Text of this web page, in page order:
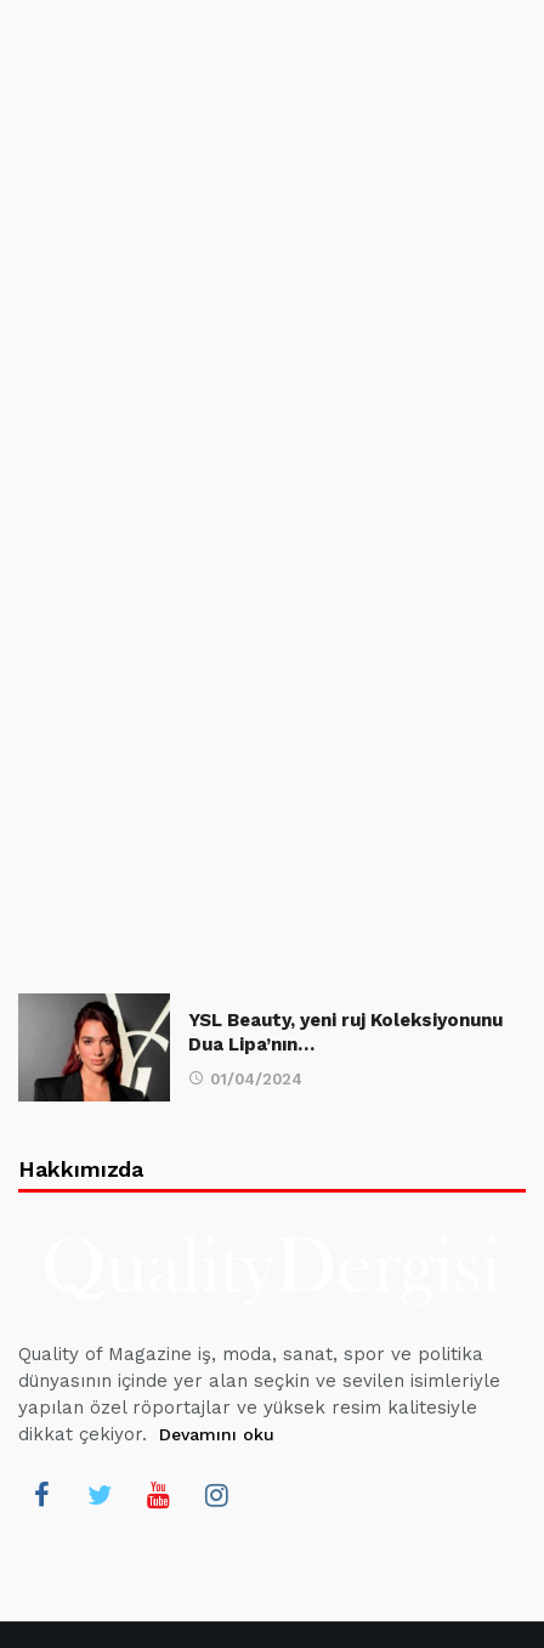
YSL Beauty, yeni ruj Koleksiyonunu
Dua Lipa’nın…
01/04/2024
Hakkımızda
Quality of Magazine iş, moda, sanat, spor ve politika
dünyasının içinde yer alan seçkin ve sevilen isimleriyle
yapılan özel röportajlar ve yüksek resim kalitesiyle
dikkat çekiyor.
Devamını oku